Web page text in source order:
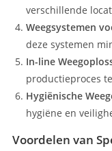
verschillende
Weegsystemen
deze systemen
In-line
productieproces
Hygiënische
hygiëne en
Voordelen van